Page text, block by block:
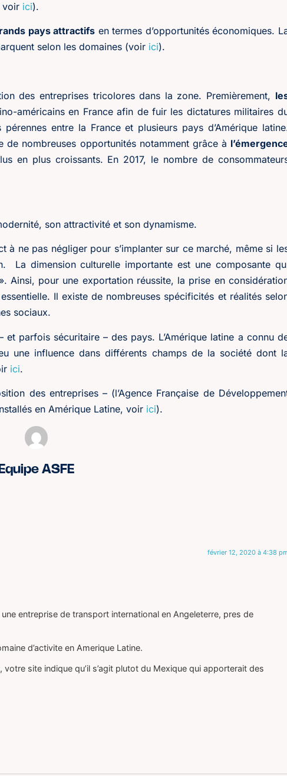
voir ici).
pays attractifs en termes d’opportunités économiques.
selon les domaines (voir ici).
des entreprises tricolores dans la zone. Premièrement,
américains en France afin de fuir les dictatures militaires
entre la France et plusieurs pays d’Amérique
nombreuses opportunités notamment grâce à
en plus croissants. En 2017, le nombre de
son attractivité et son dynamisme.
à ne pas négliger pour s’implanter sur ce marché, même si
La dimension culturelle importante est une composante
Ainsi, pour une exportation réussite, la prise en
Il existe de nombreuses spécificités et réalités
sociaux.
et parfois sécuritaire – des pays. L’Amérique latine a connu
une influence dans différents champs de la société dont
ici.
des entreprises – (l’Agence Française de
en Amérique Latine, voir ici).
Equipe ASFE
février 12, 2020 à 4:38
entreprise de transport international en Angeleterre, pres de
d’activite en Amerique Latine.
votre site indique qu’il s’agit plutot du Mexique qui apporterait des